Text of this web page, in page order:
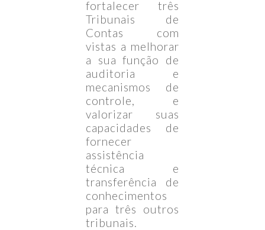
fortalecer três
Tribunais de
Contas com
vistas a melhorar
a sua função de
auditoria e
mecanismos de
controle, e
valorizar suas
capacidades de
fornecer
assistência
técnica e
transferência de
conhecimentos
para três outros
tribunais.